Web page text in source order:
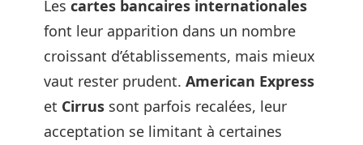
Les cartes bancaires internationales
font leur apparition dans un nombre
croissant d’établissements, mais mieux
vaut rester prudent. American Express
et Cirrus sont parfois recalées, leur
acceptation se limitant à certaines